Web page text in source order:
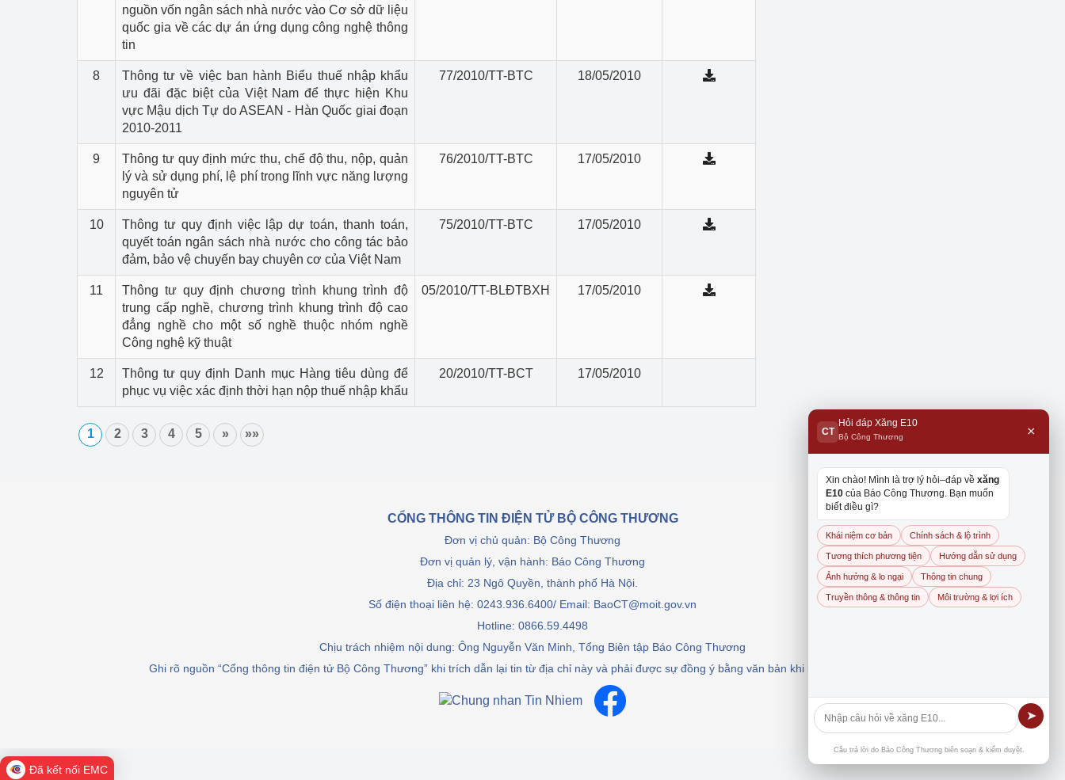
Khu vực miền Nam
Thị trường châu Á – châu Phi
Thị trường trong nước
Đại hội XIV của Đảng vào cuộc sống
Phát triển công nghiệpCông nghiệp nền tảng
Sản xuất công nghiệp
nguồn vốn ngân sách nhà nước vào Cơ sở dữ liệu
quốc gia về các dự án ứng dụng công nghệ thông
tin
8
Thông tư về việc ban hành Biểu thuế nhập khẩu
ưu đãi đặc biệt của Việt Nam để thực hiện Khu
vực Mậu dịch Tự do ASEAN - Hàn Quốc giai đoạn
2010-2011
77/2010/TT-BTC 18/05/2010
9
Thông tư quy định mức thu, chế độ thu, nộp, quản
lý và sử dụng phí, lệ phí trong lĩnh vực năng lượng
nguyên tử
76/2010/TT-BTC 17/05/2010
10
Thông tư quy định việc lập dự toán, thanh toán,
quyết toán ngân sách nhà nước cho công tác bảo
đảm, bảo vệ chuyến bay chuyên cơ của Việt Nam
75/2010/TT-BTC 17/05/2010
11
Thông tư quy định chương trình khung trình độ
trung cấp nghề, chương trình khung trình độ cao
đẳng nghề cho một số nghề thuộc nhóm nghề
Công nghệ kỹ thuật
05/2010/TT-BLĐTBXH 17/05/2010
12
Thông tư quy định Danh mục Hàng tiêu dùng để
phục vụ việc xác định thời hạn nộp thuế nhập khẩu
20/2010/TT-BCT 17/05/2010
1 2 3 4 5 » »»
CỔNG THÔNG TIN ĐIỆN TỬ BỘ CÔNG THƯƠNG
Đơn vị chủ quản: Bộ Công Thương
Đơn vị quản lý, vận hành: Báo Công Thương
Địa chỉ: 23 Ngô Quyền, thành phố Hà Nội.
Số điện thoại liên hệ: 0243.936.6400/ Email: BaoCT@moit.gov.vn
Hotline: 0866.59.4498
Chịu trách nhiệm nội dung: Ông Nguyễn Văn Minh, Tổng Biên tập Báo Công Thương
Ghi rõ nguồn “Cổng thông tin điện tử Bộ Công Thương” khi trích dẫn lại tin từ địa chỉ này và phải được sự đồng ý bằng văn bản khi khai thác, dẫn nguồn.
CT
Hỏi đáp Xăng E10
Bộ Công Thương ×
Xin chào! Mình là trợ lý hỏi–đáp về xăng
E10 của Báo Công Thương. Bạn muốn
biết điều gì?
Khái niệm cơ bản Chính sách & lộ trình
Tương thích phương tiện Hướng dẫn sử dụng
Ảnh hưởng & lo ngại Thông tin chung
Truyền thông & thông tin Môi trường & lợi ích
➤
Câu trả lời do Báo Công Thương biên soạn & kiểm duyệt.
Đã kết nối EMC